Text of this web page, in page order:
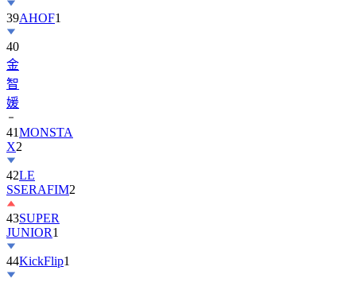
40
金
智
媛
41
X
42LE
SSERAFIM
43SUPER
JUNIOR
44KickFlip
45AND2BLE